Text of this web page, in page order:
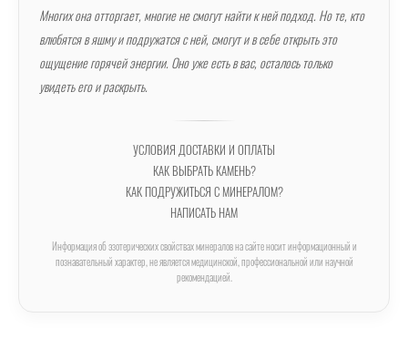
Многих она отторгает, многие не смогут найти к ней подход. Но те, кто
влюбятся в яшму и подружатся с ней, смогут и в себе открыть это
ощущение горячей энергии. Оно уже есть в вас, осталось только
увидеть его и раскрыть.
УСЛОВИЯ ДОСТАВКИ И ОПЛАТЫ
КАК ВЫБРАТЬ КАМЕНЬ?
КАК ПОДРУЖИТЬСЯ С МИНЕРАЛОМ?
НАПИСАТЬ НАМ
Информация об эзотерических свойствах минералов на сайте носит информационный и
познавательный характер, не является медицинской, профессиональной или научной
рекомендацией.